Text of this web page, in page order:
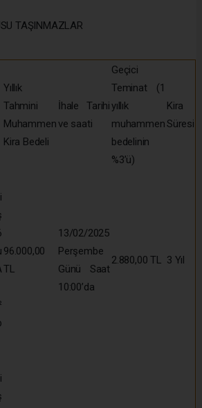
TAŞINMAZLAR
Yıllık
Tahmini
Muhammen
Kira Bedeli
İhale Tarihi
ve saati
Geçici
Teminat (1
yıllık
muhammen
bedelinin
%3’ü)
Kira
Süresi
96.000,00
TL
13/02/2025
Perşembe
Günü Saat
10:00’da
2.880,00 TL 3 Yıl